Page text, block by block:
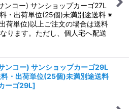
ンコー) サンショップカーゴ27L
・出荷単位(25個)未満別途送料 ※
荷単位)以上ご注文の場合は送料
ります。ただし、個人宅へ配送
ンコー) サンショップカーゴ29L
・出荷単位(25個)未満別途送料
ーゴ29L]